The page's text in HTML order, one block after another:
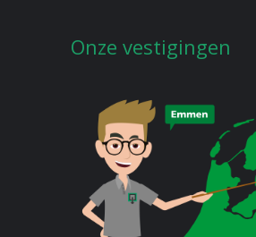
Onze vestigingen